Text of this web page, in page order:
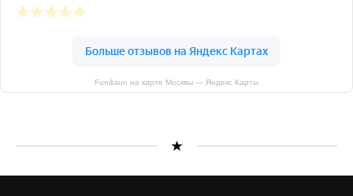
Fun&sun на карте Москвы — Яндекс Карты